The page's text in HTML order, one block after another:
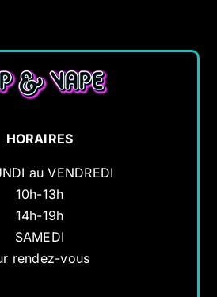
HORAIRES
au VENDREDI
10h-13h
14h-19h
SAMEDI
rendez-vous